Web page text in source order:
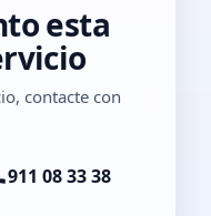
esta
contacte con
911 08 33 38